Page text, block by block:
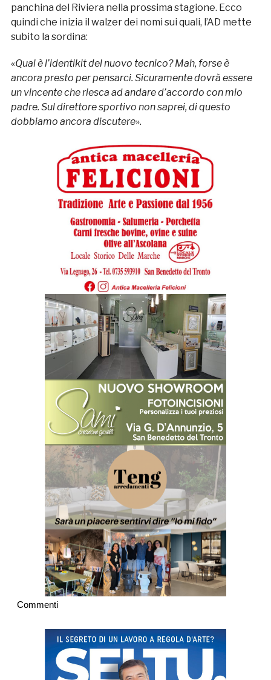
panchina del Riviera nella prossima stagione. Ecco
quindi che inizia il walzerdei nomi sui quali, l’AD mette
subito la sordina:
«Qual è l’identikit del nuovo tecnico? Mah, forse è
ancora presto per pensarci. Sicuramente dovrà essere
un vincente che riesca ad andare d’accordo con mio
padre. Sul direttore sportivo non saprei, di questo
dobbiamo ancora discutere».
Commenti